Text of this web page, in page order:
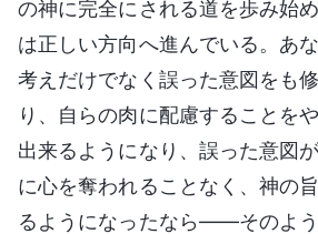
の神に完全にされる道を歩み始
は正しい方向へ進んでいる。あ
考えだけでなく誤った意図をも
り、自らの肉に配慮することを
出来るようになり、誤った意図
に心を奪われることなく、神の
るようになったなら——そのよ